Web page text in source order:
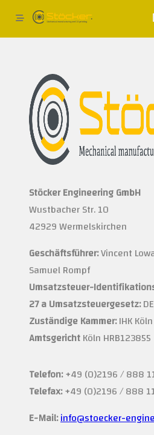
content
Stöcker Engineering GmbH
Wustbacher Str. 10
42929 Wermelskirchen
Geschäftsführer:Vincent
Samuel Rompf
Umsatzsteuer-
27 a Umsatzsteuergesetz:
Zuständige Kammer:IHK Köln
AmtsgerichtKöln HRB123855
Telefon:+49 (0)2196 / 888
Telefax:+49 (0)2196 / 888
E-Mail:info@stoecker-